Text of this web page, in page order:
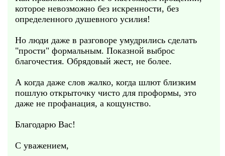
которое невозможно без искренности, без
определенного душевного усилия!
Но люди даже в разговоре умудрились сделать
"прости" формальным. Показной выброс
благочестия. Обрядовый жест, не более.
А когда даже слов жалко, когда шлют близким
пошлую открыточку чисто для проформы, это
даже не профанация, а кощунство.
Благодарю Вас!
С уважением,